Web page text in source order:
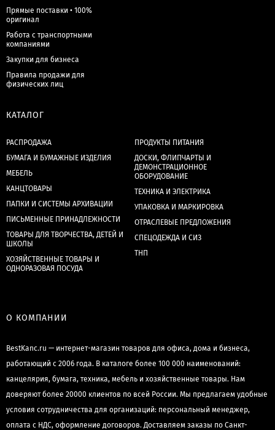
Прямые поставки • 100%
оригинал
Работа с транспортными
компаниями
Закупки для бизнеса
Правила продажи для
физических лиц
КАТАЛОГ
РАСПРОДАЖА
БУМАГА И БУМАЖНЫЕ ИЗДЕЛИЯ
МЕБЕЛЬ
КАНЦТОВАРЫ
ПАПКИ И СИСТЕМЫ АРХИВАЦИИ
ПИСЬМЕННЫЕ ПРИНАДЛЕЖНОСТИ
ТОВАРЫ ДЛЯ ТВОРЧЕСТВА, ДЕТЕЙ И
ШКОЛЫ
ХОЗЯЙСТВЕННЫЕ ТОВАРЫ И
ОДНОРАЗОВАЯ ПОСУДА
ПРОДУКТЫ ПИТАНИЯ
ДОСКИ, ФЛИПЧАРТЫ И
ДЕМОНСТРАЦИОННОЕ
ОБОРУДОВАНИЕ
ТЕХНИКА И ЭЛЕКТРИКА
УПАКОВКА И МАРКИРОВКА
ОТРАСЛЕВЫЕ ПРЕДЛОЖЕНИЯ
СПЕЦОДЕЖДА И СИЗ
ТНП
О КОМПАНИИ
BestKanc.ru — интернет-магазин товаров для офиса, дома и бизнеса,
работающий с 2006 года. В каталоге более 100 000 наименований:
канцелярия, бумага, техника, мебель и хозяйственные товары. Нам
доверяют более 20000 клиентов по всей России. Мы предлагаем удобные
условия сотрудничества для организаций: персональный менеджер,
оплата с НДС, оформление договоров. Доставляем заказы по Санкт-